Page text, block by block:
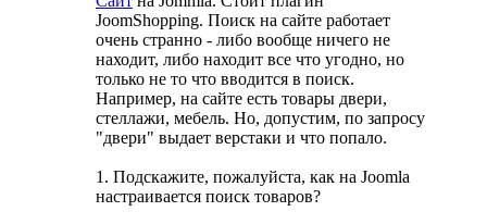
JoomShopping. Поиск на сайте работает
очень странно - либо вообще ничего не
находит, либо находит все что угодно, но
только не то что вводится в поиск.
Например, на сайте есть товары двери,
стеллажи, мебель. Но, допустим, по запросу
"двери" выдает верстаки и что попало.
1. Подскажите, пожалуйста, как на Joomla
настраивается поиск товаров?